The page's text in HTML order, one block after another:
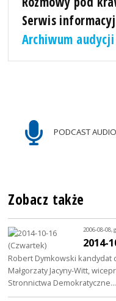
Serwis
Archiwum
PODCAST AUDIO
Zobacz także
2006-08-08,
2014-
Robert Dymkowski
Małgorzaty Jacyny-Witt,
Stronnictwa Demokratyczne…